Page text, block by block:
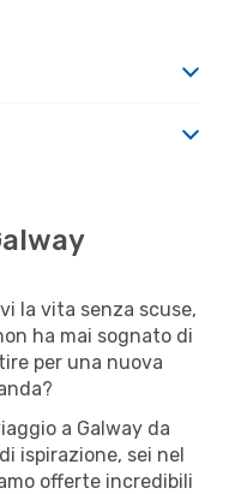
la vita senza scuse,
ha mai sognato di
per una nuova
a Galway da
ispirazione, sei nel
offerte incredibili